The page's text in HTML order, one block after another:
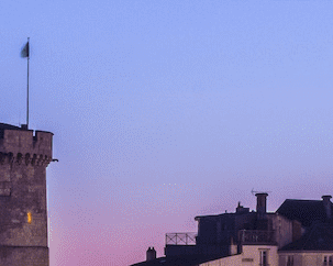
Menu
Ajoutez un logo, un bouton, des
Cliquez pour éditer